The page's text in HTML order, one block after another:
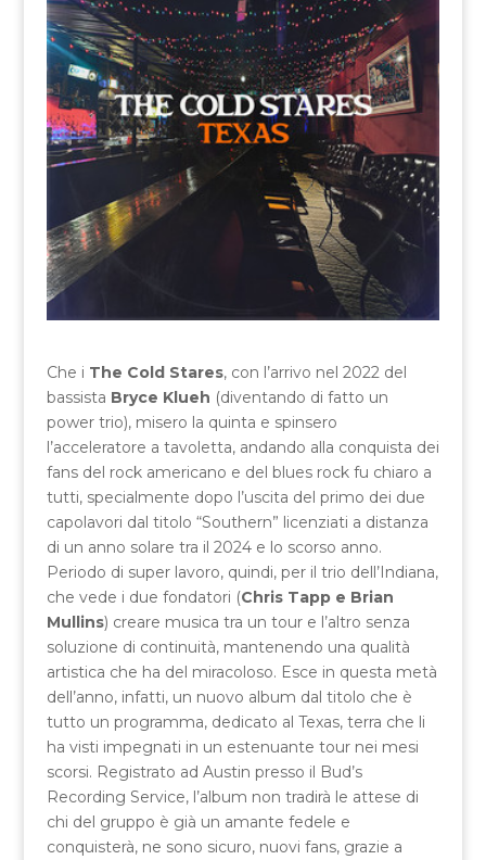
Che i The Cold Stares, con l’arrivo nel 2022 del
bassista Bryce Klueh (diventando di fatto un
power trio), misero la quinta e spinsero
l’acceleratore a tavoletta, andando alla conquista dei
fans del rock americano e del blues rock fu chiaro a
tutti, specialmente dopo l’uscita del primo dei due
capolavori dal titolo “Southern” licenziati a distanza
di un anno solare tra il 2024 e lo scorso anno.
Periodo di super lavoro, quindi, per il trio dell’Indiana,
che vede i due fondatori (Chris Tapp e Brian
Mullins) creare musica tra un tour e l’altro senza
soluzione di continuità, mantenendo una qualità
artistica che ha del miracoloso. Esce in questa metà
dell’anno, infatti, un nuovo album dal titolo che è
tutto un programma, dedicato al Texas, terra che li
ha visti impegnati in un estenuante tour nei mesi
scorsi. Registrato ad Austin presso il Bud’s
Recording Service, l’album non tradirà le attese di
chi del gruppo è già un amante fedele e
conquisterà, ne sono sicuro, nuovi fans, grazie a